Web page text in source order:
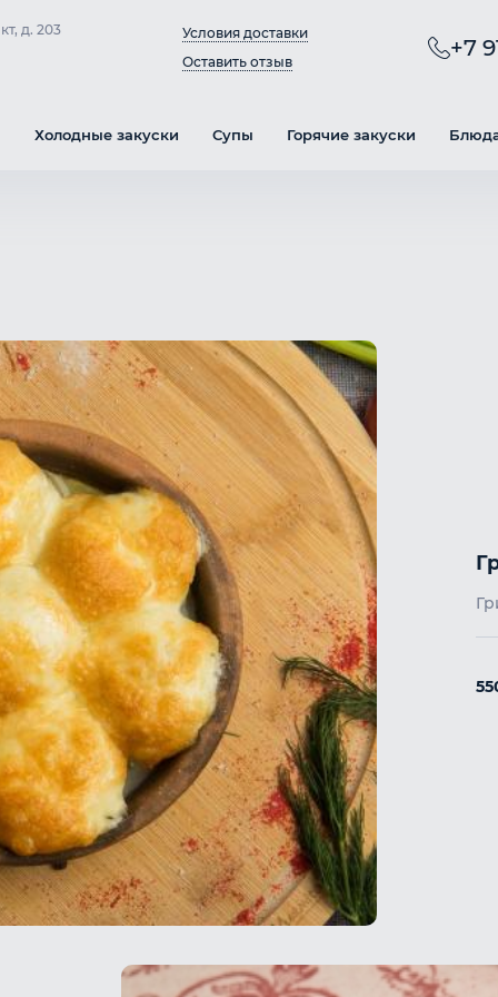
д. 203
Условия доставки
Оставить отзыв
+7
Холодные закуски Супы Горячие закуски